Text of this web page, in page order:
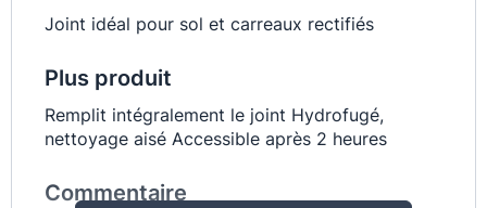
Joint idéal pour sol et carreaux rectifiés
Plus produit
Remplit intégralement le joint Hydrofugé,
nettoyage aisé Accessible après 2 heures
Commentaire